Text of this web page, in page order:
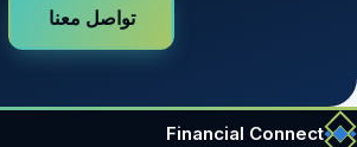
تواصل معنا
Financial Connect